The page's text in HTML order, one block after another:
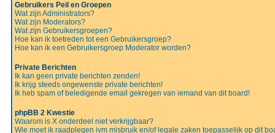
Gebruikers Peil en Groepen
Wat zijn Administrators?
Wat zijn Moderators?
Wat zijn Gebruikersgroepen?
Hoe kan ik toetreden tot een Gebruikersgroep?
Hoe kan ik een Gebruikersgroep Moderator worden?
Private Berichten
Ik kan geen private berichten zenden!
Ik krijg steeds ongewenste private berichten!
Ik heb spam of beledigende email gekregen van iemand van dit board!
phpBB 2 Kwestie
Waarom is X onderdeel niet verkrijgbaar?
Wie moet ik raadplegen ivm misbruik en/of legale zaken toepasselijk op dit